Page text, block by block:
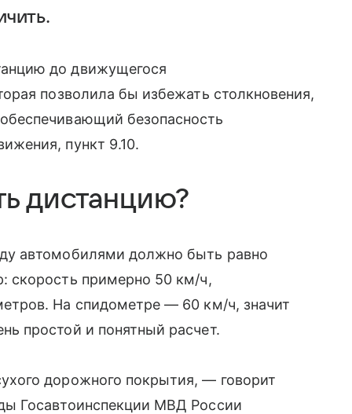
до движущегося
позволила бы избежать столкновения,
безопасность
пункт 9.10.
дистанцию?
автомобилями должно быть равно
скорость примерно 50 км/ч,
На спидометре — 60 км/ч, значит
простой и понятный расчет.
дорожного покрытия, — говорит
Госавтоинспекции МВД России